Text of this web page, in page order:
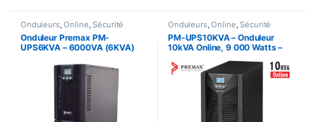
Onduleurs,Online,Sécurité
équipements
Onduleur Premax PM-
UPS6KVA – 6000VA (6KVA)
Onduleurs,Online,Sécurité
équipements
PM-UPS10KVA – Onduleur
10kVA Online, 9 000 Watts –